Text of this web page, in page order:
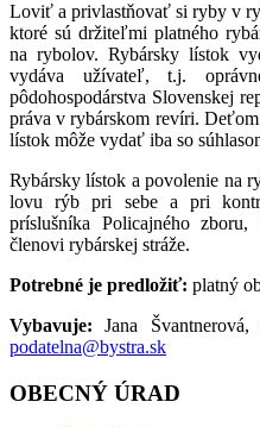
Loviť a privlastňovať si ryby v
ktoré sú držiteľmi platného
na rybolov. Rybársky lístok
vydáva užívateľ, t.j.
pôdohospodárstva Slovenskej
práva v rybárskom revíri.
lístok môže vydať iba so
Rybársky lístok a povolenie na
lovu rýb pri sebe a pri
príslušníka Policajného
členovi rybárskej stráže.
Potrebné je predložiť: platný
Vybavuje: Jana
podatelna@bystra.sk
OBECNÝ ÚRAD